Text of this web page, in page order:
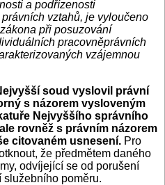
a podřízenosti
vztahů, je vyloučeno
při posuzování
pracovněprávních
vzájemnou
soud vyslovil právní
s názorem vysloveným
Nejvyššího správního
rovněž s právním názorem
citovaném usnesení. Pro
že předmětem daného
odvíjející se od porušení
poměru.